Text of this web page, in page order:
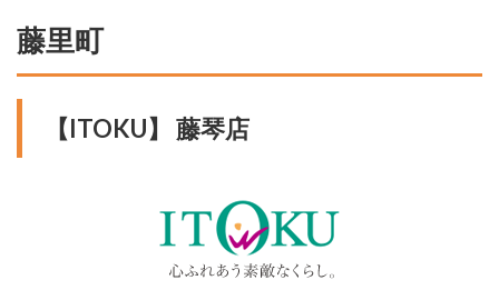
藤里町
【ITOKU】 藤琴店